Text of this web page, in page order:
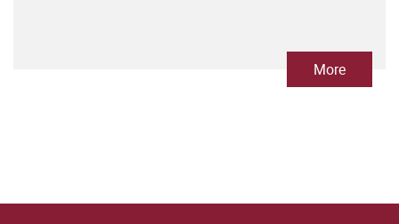
More